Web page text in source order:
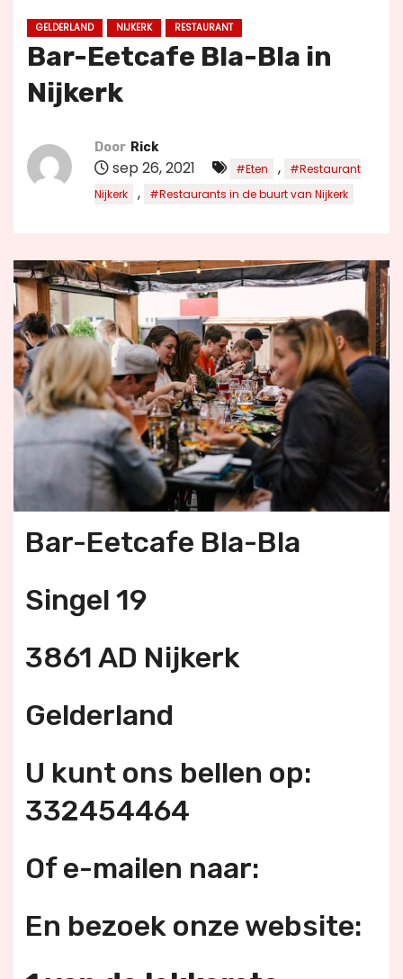
GELDERLAND NIJKERK RESTAURANT
Bar-Eetcafe Bla-Bla in
Nijkerk
Door Rick
sep 26, 2021 #Eten ,
#Restaurant
Nijkerk
, #Restaurants in de buurt van Nijkerk
Bar-Eetcafe Bla-Bla
Singel 19
3861 AD Nijkerk
Gelderland
U kunt ons bellen op:
332454464
Of e-mailen naar:
En bezoek onze website: